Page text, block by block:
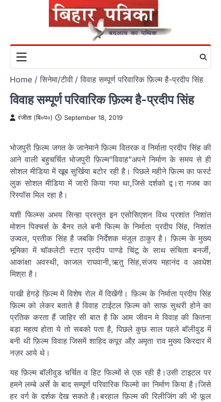
Home सिनेमा/टीवी विवाह सम्पूर्ण परिवारिक फ़िल्म है-प्रदीप सिंह
विवाह सम्पूर्ण परिवारिक फ़िल्म है-प्रदीप सिंह
रंजीता (बि०प०) September 18, 2019
भोजपुरी फ़िल्म जगत के जानेमाने फ़िल्म वितरक व निर्माता प्रदीप सिंह की
आने वाली बहुचर्चित भोजपुरी फ़िल्म”विवाह”अपने निर्माण के समय से ही
सोशल मीडिया में खूब सुर्खिया बटोर रही है। पिछले महीने फ़िल्म का फर्स्ट
लुक सोशल मीडिया में जारी किया गया था,जिसे दर्शको द्व।रा गजब का
रिस्पॉस मिल रहा है।
यशी फिल्म्स अभय सिन्हा प्रस्तुत इन एसोसिएशन विथ प्रशांत निशांत
मोशन पिक्चर्स के बैनर तले बनी फिल्म के निर्माता प्रदीप सिंह, निशांत
उज्वल, प्रतीक सिंह है जबकि निर्देशक मंजुल ठाकुर है। फ़िल्म के मुख्य
भूमिका में चॉकलेटी स्टार प्रदीप पाण्डे चिंटू के साथ संचिता बनर्जी,
आकांक्षा अवस्थी, काजल राघवानी,ऋतु सिंह,संजय महानंद व अवधेश
मिश्रा है।
पाखी हेगड़े फ़िल्म में विशेष रोल में दिखेंगी। फ़िल्म के निर्माता प्रदीप सिंह
फ़िल्म को लेकर बताते है विवाह टाईटल फ़िल्म को साफ़ सुथरी होने का
प्रतिक करता हैं जाहिर सी बात है कि आम जीवन मे विवाह की कितना
बड़ा महत्व होता ये तो सबको पता है, पिछले कुछ साल पहले बॉलीवुड में
बनी थी फ़िल्म विवाह जिसमें शाहिद कपूर औऱ अमृता राव मुख्य किरदार में
नज़र आये थे।
यह फ़िल्म बॉलीवुड चर्चित व हिट फिल्मों से एक रही है।उसी टाइटल पर
हमने लम्बे अर्से के बाद सम्पूर्ण परिवारिक फिल्मो का निर्माण किया है।जिसे
हर वर्ग के दर्शक देख सकते है।बरहाल फ़िल्म की रिलीजिंग की भी फूल